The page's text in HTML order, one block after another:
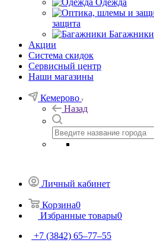
Одежда
защита
Багажники
Акции
Система скидок
Сервисный центр
Наши магазины
Кемерово
Назад
Личный кабинет
Корзина0
Избранные товары0
+7 (3842) 65–77–55